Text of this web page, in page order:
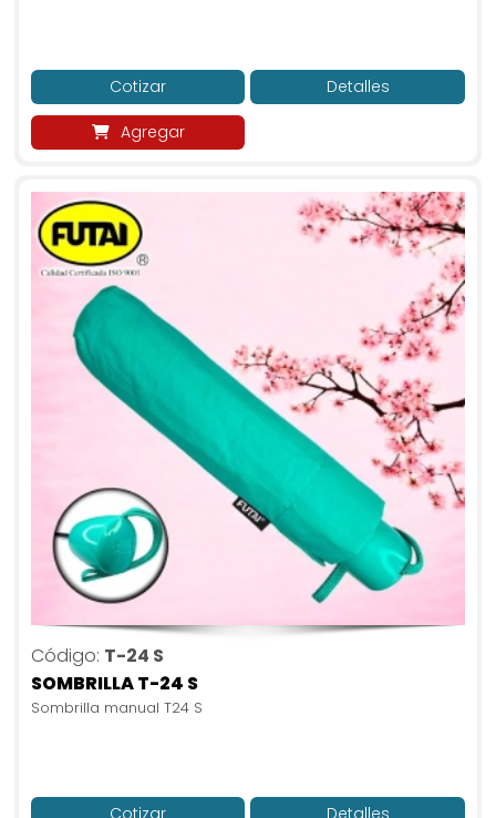
Cotizar Detalles
Agregar
Código: T-24 S
SOMBRILLA T-24 S
Sombrilla manual T24 S